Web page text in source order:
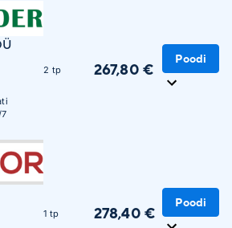
2 tp 267,80 €
Poodi
1 tp 278,40 €
Poodi